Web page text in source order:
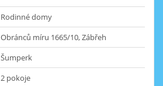
Rodinné domy
Obránců míru 1665/10, Zábřeh
Šumperk
2 pokoje